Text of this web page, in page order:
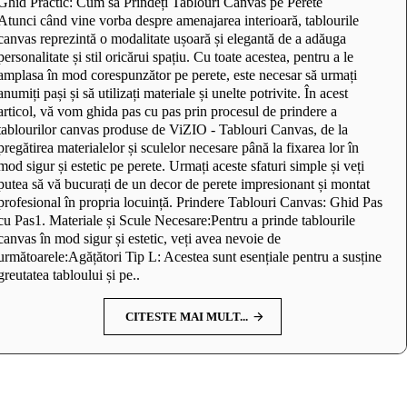
când vine vorba despre amenajarea interioară, tablourile
reprezintă o modalitate ușoară și elegantă de a adăuga
și stil oricărui spațiu. Cu toate acestea, pentru a le
în mod corespunzător pe perete, este necesar să urmați
pași și să utilizați materiale și unelte potrivite. În acest
vă vom ghida pas cu pas prin procesul de prindere a
canvas produse de ViZIO - Tablouri Canvas, de la
materialelor și sculelor necesare până la fixarea lor în
sigur și estetic pe perete. Urmați aceste sfaturi simple și veți
să vă bucurați de un decor de perete impresionant și montat
în propria locuință. Prindere Tablouri Canvas: Ghid Pas
Pas1. Materiale și Scule Necesare:Pentru a prinde tablourile
în mod sigur și estetic, veți avea nevoie de
Tip L: Acestea sunt esențiale pentru a susține
tabloului și pe..
CITESTE MAI MULT...